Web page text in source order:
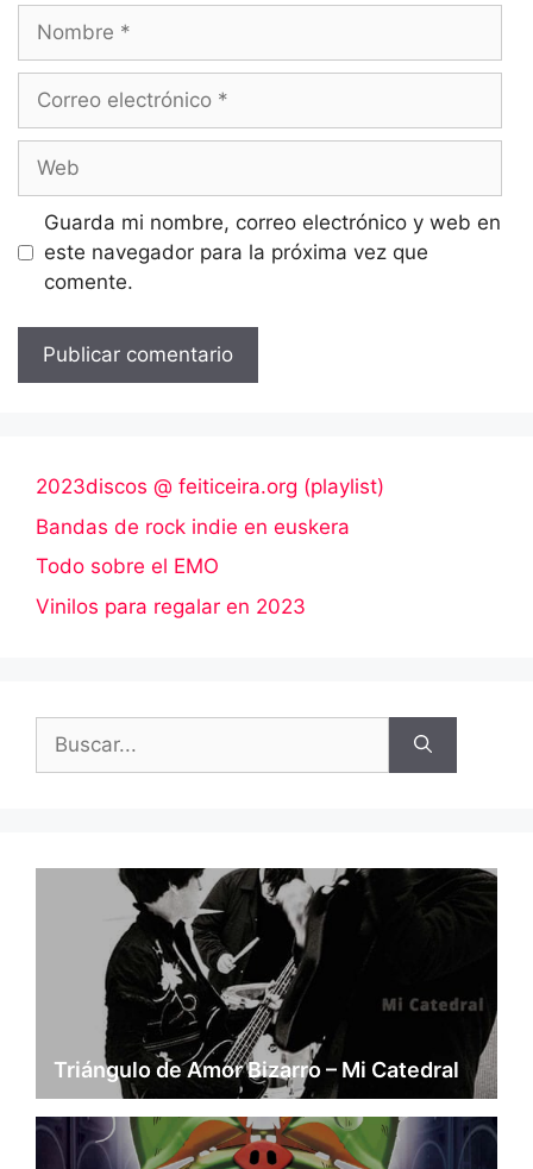
electrónico
Guarda mi nombre, correo electrónico y web en
este navegador para la próxima vez que
comente.
2023discos @ feiticeira.org (playlist)
Bandas de rock indie en euskera
Todo sobre el EMO
Vinilos para regalar en 2023
Triángulo de Amor Bizarro – Mi Catedral